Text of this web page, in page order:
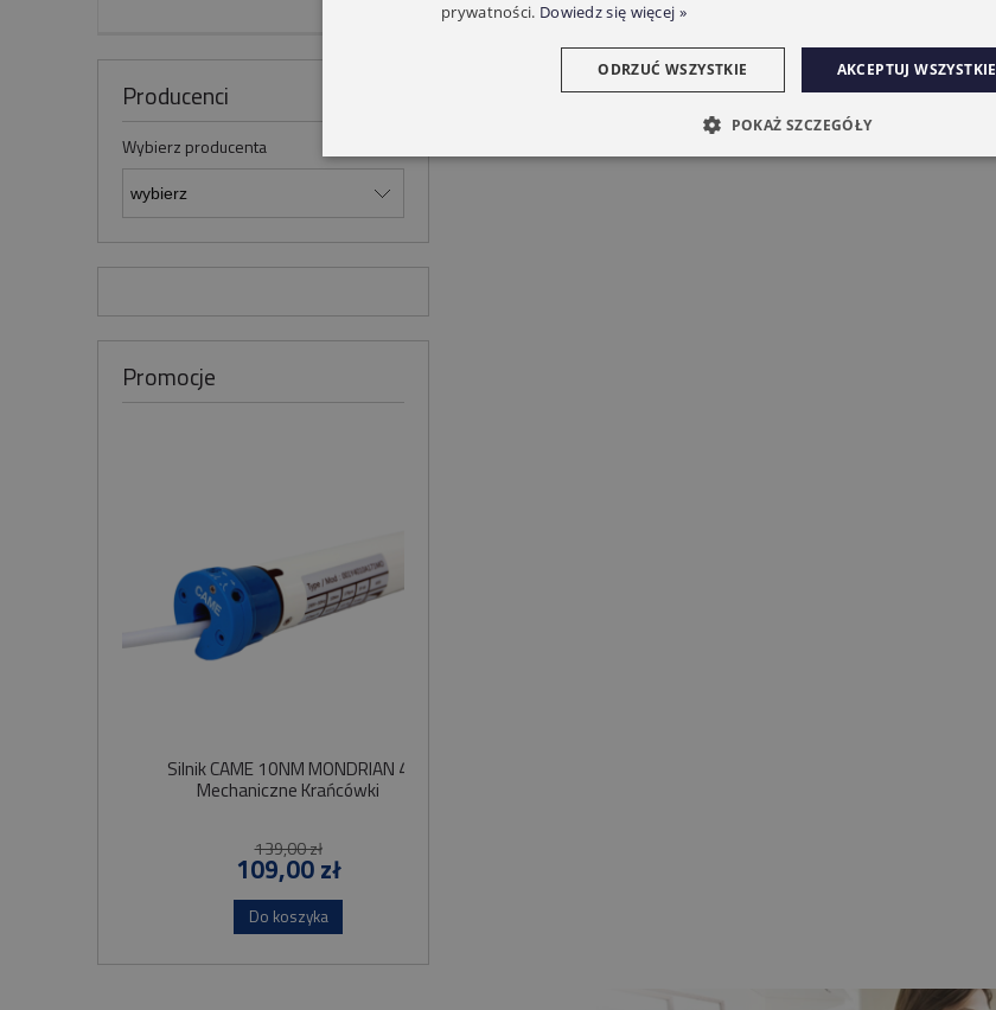
Producenci
Wybierz producenta
Promocje
Silnik CAME 10NM MONDRIAN 4
Mechaniczne Krańcówki
139,00 zł
109,00 zł
Do koszyka
prywatności. Dowiedz się więcej »
AKCEPTUJ WSZYSTKIE
ODRZUĆ WSZYSTKIE
POKAŻ SZCZEGÓŁY